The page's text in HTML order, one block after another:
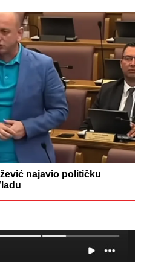
najavio političku